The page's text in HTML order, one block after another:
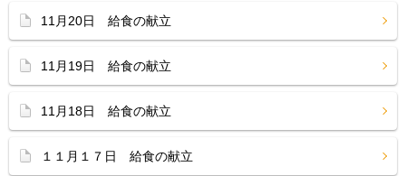
11月20日 給食の献立
11月19日 給食の献立
11月18日 給食の献立
１１月１７日 給食の献立